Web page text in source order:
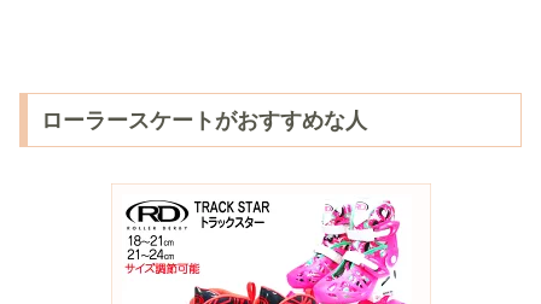
ローラースケートがおすすめな人